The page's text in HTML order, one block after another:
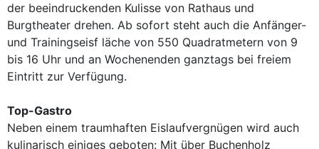
der beeindruckenden Kulisse von Rathaus und
Burgtheater drehen. Ab sofort steht auch die Anfänger-
und Trainingseisf läche von 550 Quadratmetern von 9
bis 16 Uhr und an Wochenenden ganztags bei freiem
Eintritt zur Verfügung.
Top-Gastro
Neben einem traumhaften Eislaufvergnügen wird auch
kulinarisch einiges geboten: Mit über Buchenholz